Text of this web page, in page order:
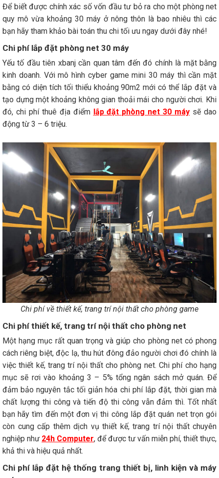
Để biết được chính xác số vốn đầu tư bỏ ra cho một phòng net
quy mô vừa khoảng 30 máy ở nông thôn là bao nhiêu thì các
bạn hãy tham khảo bài toán thu chi tối ưu ngay dưới đây nhé!
Chi phí lắp đặt phòng net 30 máy
Yếu tố đầu tiên xbanj cần quan tâm đến đó chính là mặt bằng
kinh doanh. Với mô hình cyber game mini 30 máy thì cần mặt
bằng có diện tích tối thiểu khoảng 90m2 mới có thể lắp đặt và
tạo dựng một khoảng không gian thoải mái cho người chơi. Khi
đó, chi phí thuê địa điểm lắp đặt phòng net 30 máy sẽ dao
động từ 3 – 6 triệu.
Chi phí về thiết kế, trang trí nội thất cho phòng game
Chi phí thiết kế, trang trí nội thất cho phòng net
Một hạng mục rất quan trọng và giúp cho phòng net có phong
cách riêng biệt, độc lạ, thu hút đông đảo người chơi đó chính là
việc thiết kế, trang trí nội thất cho phòng net. Chi phí cho hạng
mục sẽ rơi vào khoảng 3 – 5% tổng ngân sách mở quán. Để
đảm bảo nguyên tắc tối giản hóa chi phí lắp đặt, thời gian mà
chất lượng thi công và tiến độ thi công vẫn đảm thì. Tốt nhất
bạn hãy tìm đến một đơn vị thi công lắp đặt quán net trọn gói
còn cung cấp thêm dịch vụ thiết kế, trang trí nội thất chuyên
nghiệp như 24h Computer, để được tư vấn miễn phí, thiết thực,
khả thi và hiệu quả nhất.
Chi phí lắp đặt hệ thống trang thiết bị, linh kiện và máy